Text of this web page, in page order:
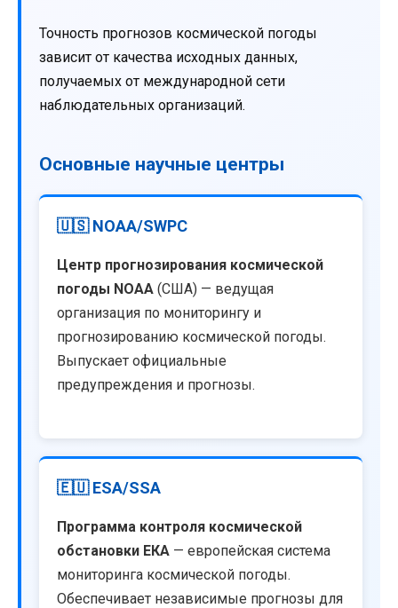
Точность прогнозов космической погоды
зависит от качества исходных данных,
получаемых от международной сети
наблюдательных организаций.
Основные научные центры
🇺🇸 NOAA/SWPC
Центр прогнозирования космической
погоды NOAA (США) — ведущая
организация по мониторингу и
прогнозированию космической погоды.
Выпускает официальные
предупреждения и прогнозы.
🇪🇺 ESA/SSA
Программа контроля космической
обстановки ЕКА — европейская система
мониторинга космической погоды.
Обеспечивает независимые прогнозы для